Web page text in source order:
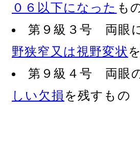
０６以下になった も
第９級３号 両眼
野狭窄又は視野変状
第９級４号 両眼
しい欠損を残すもの